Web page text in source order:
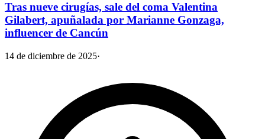
Tras nueve cirugías, sale del coma Valentina
Gilabert, apuñalada por Marianne Gonzaga,
influencer de Cancún
14 de diciembre de 2025·